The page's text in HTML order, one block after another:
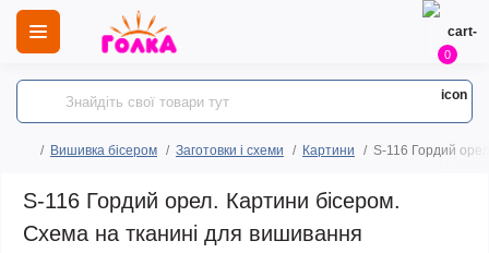
0
Вишивка бісером Заготовки і схеми Картини S-116 Гордий
S-116 Гордий орел. Картини бісером.
Схема на тканині для вишивання